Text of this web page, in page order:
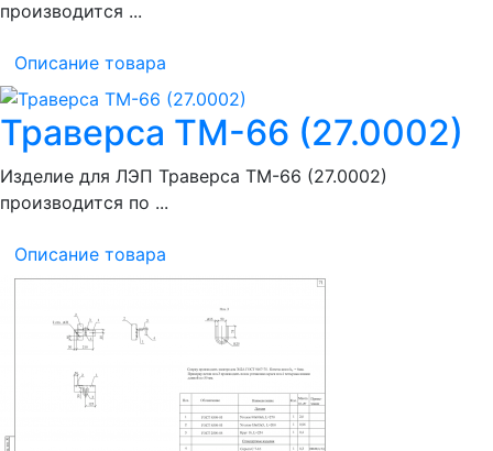
производится ...
Описание товара
Траверса ТМ-66 (27.0002)
Изделие для ЛЭП Траверса ТМ-66 (27.0002)
производится по ...
Описание товара